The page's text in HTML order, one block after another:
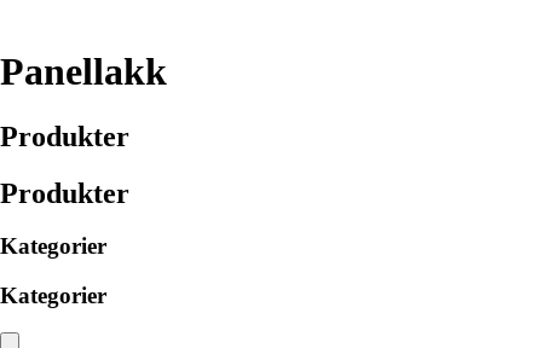
Panellakk
Produkter
Produkter
Kategorier
Kategorier